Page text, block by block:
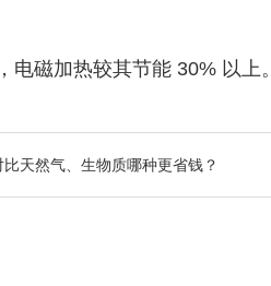
磁加热较其节能 30% 以上。
比天然气、生物质哪种更省钱？